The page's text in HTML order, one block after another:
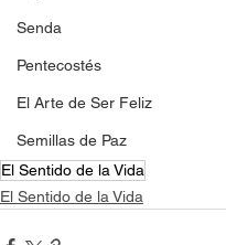
Senda
Pentecostés
El Arte de Ser Feliz
Semillas de Paz
El Sentido de la Vida
El Sentido de la Vida